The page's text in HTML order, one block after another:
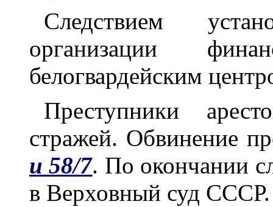
Следствием
организации
белогвардейским
Преступники
стражей. Обвинение
и 58/7. По окончании
в Верховный суд